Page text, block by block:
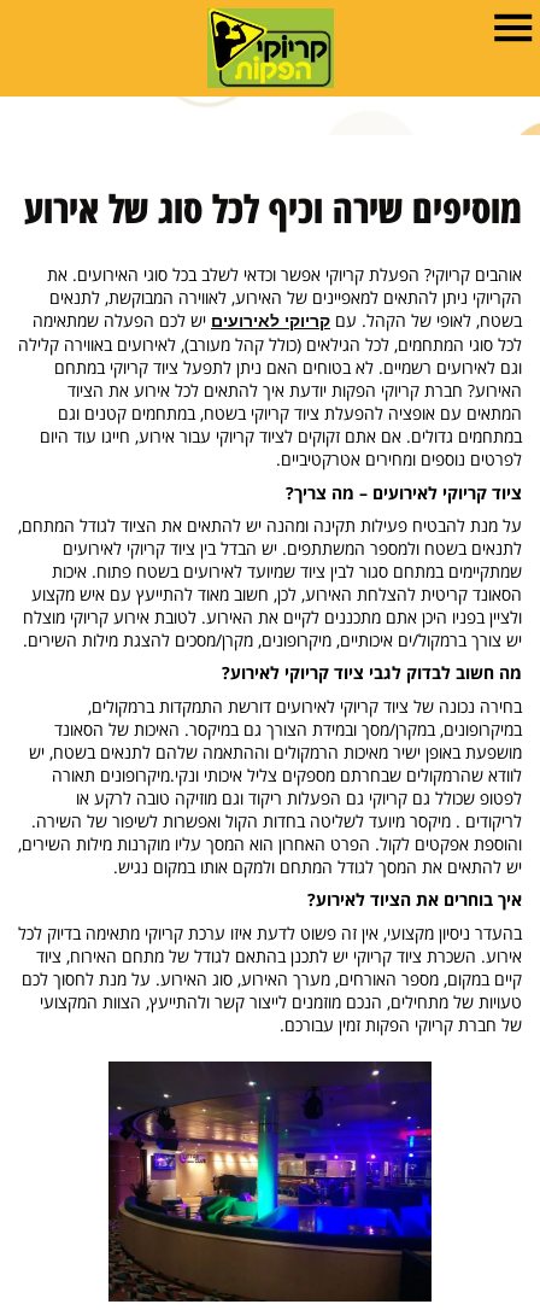
מוסיפים שירה וכיף לכל סוג של אירוע
אוהבים קריוקי? הפעלת קריוקי אפשר וכדאי לשלב בכל סוגי האירועים. את
הקריוקי ניתן להתאים למאפיינים של האירוע, לאווירה המבוקשת, לתנאים
בשטח, לאופי של הקהל. עם קריוקי לאירועים יש לכם הפעלה שמתאימה
לכל סוגי המתחמים, לכל הגילאים (כולל קהל מעורב), לאירועים באווירה קלילה
וגם לאירועים רשמיים. לא בטוחים האם ניתן לתפעל ציוד קריוקי במתחם
האירוע? חברת קריוקי הפקות יודעת איך להתאים לכל אירוע את הציוד
המתאים עם אופציה להפעלת ציוד קריוקי בשטח, במתחמים קטנים וגם
במתחמים גדולים. אם אתם זקוקים לציוד קריוקי עבור אירוע, חייגו עוד היום
לפרטים נוספים ומחירים אטרקטיביים.
ציוד קריוקי לאירועים – מה צריך?
על מנת להבטיח פעילות תקינה ומהנה יש להתאים את הציוד לגודל המתחם,
לתנאים בשטח ולמספר המשתתפים. יש הבדל בין ציוד קריוקי לאירועים
שמתקיימים במתחם סגור לבין ציוד שמיועד לאירועים בשטח פתוח. איכות
הסאונד קריטית להצלחת האירוע, לכן, חשוב מאוד להתייעץ עם איש מקצוע
ולציין בפניו היכן אתם מתכננים לקיים את האירוע. לטובת אירוע קריוקי מוצלח
יש צורך ברמקול/ים איכותיים, מיקרופונים, מקרן/מסכים להצגת מילות השירים.
מה חשוב לבדוק לגבי ציוד קריוקי לאירוע?
בחירה נכונה של ציוד קריוקי לאירועים דורשת התמקדות ברמקולים,
במיקרופונים, במקרן/מסך ובמידת הצורך גם במיקסר. האיכות של הסאונד
מושפעת באופן ישיר מאיכות הרמקולים וההתאמה שלהם לתנאים בשטח, יש
לוודא שהרמקולים שבחרתם מספקים צליל איכותי ונקי.מיקרופונים תאורה
לפטופ שכולל גם קריוקי גם הפעלות ריקוד וגם מוזיקה טובה לרקע או
לריקודים . מיקסר מיועד לשליטה בחדות הקול ואפשרות לשיפור של השירה.
והוספת אפקטים לקול. הפרט האחרון הוא המסך עליו מוקרנות מילות השירים,
יש להתאים את המסך לגודל המתחם ולמקם אותו במקום נגיש.
איך בוחרים את הציוד לאירוע?
בהעדר ניסיון מקצועי, אין זה פשוט לדעת איזו ערכת קריוקי מתאימה בדיוק לכל
אירוע. השכרת ציוד קריוקי יש לתכנן בהתאם לגודל של מתחם האירוח, ציוד
קיים במקום, מספר האורחים, מערך האירוע, סוג האירוע. על מנת לחסוך לכם
טעויות של מתחילים, הנכם מוזמנים לייצור קשר ולהתייעץ, הצוות המקצועי
של חברת קריוקי הפקות זמין עבורכם.